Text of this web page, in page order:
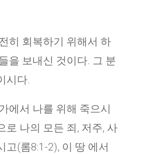
히 회복하기 위해서 하
을 보내신 것이다. 그 분
시다.
에서 나를 위해 죽으시
로 나의 모든 죄, 저주, 사
고(롬8:1-2), 이 땅 에서